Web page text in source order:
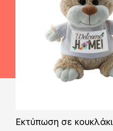
Εκτύπωση σε